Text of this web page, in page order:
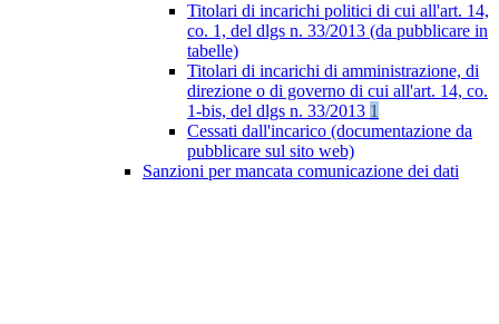
Titolari di incarichi politici di cui all'art. 14,
co. 1, del dlgs n. 33/2013 (da pubblicare in
tabelle)
Titolari di incarichi di amministrazione, di
direzione o di governo di cui all'art. 14, co.
1-bis, del dlgs n. 33/2013 1
Cessati dall'incarico (documentazione da
pubblicare sul sito web)
Sanzioni per mancata comunicazione dei dati